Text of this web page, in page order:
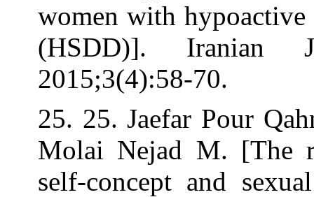
women with
(HSDD)].
2015;3(4):58-
25. 25. Jaefar
Molai Nejad
self-concept